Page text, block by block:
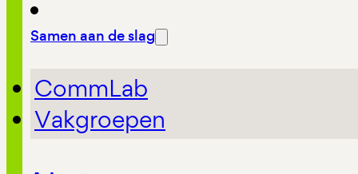
Samen aan de slag
CommLab
Vakgroepen